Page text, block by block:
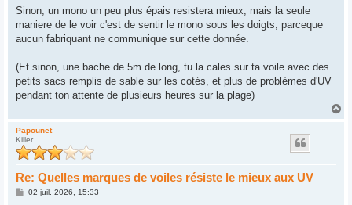
Sinon, un mono un peu plus épais resistera mieux, mais la seule
maniere de le voir c'est de sentir le mono sous les doigts, parceque
aucun fabriquant ne communique sur cette donnée.
(Et sinon, une bache de 5m de long, tu la cales sur ta voile avec des
petits sacs remplis de sable sur les cotés, et plus de problèmes d'UV
pendant ton attente de plusieurs heures sur la plage)
a
Papounet
Killer
Re: Quelles marques de voiles résiste le mieux aux UV
M02 juil. 2026, 15:33